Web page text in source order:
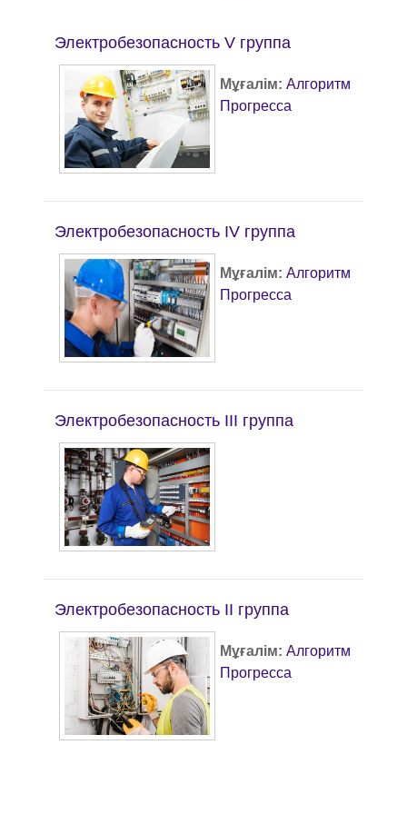
Электробезопасность V группа
Мұғалім: Алгоритм
Прогресса
Электробезопасность IV группа
Мұғалім: Алгоритм
Прогресса
Электробезопасность III группа
Электробезопасность II группа
Мұғалім: Алгоритм
Прогресса